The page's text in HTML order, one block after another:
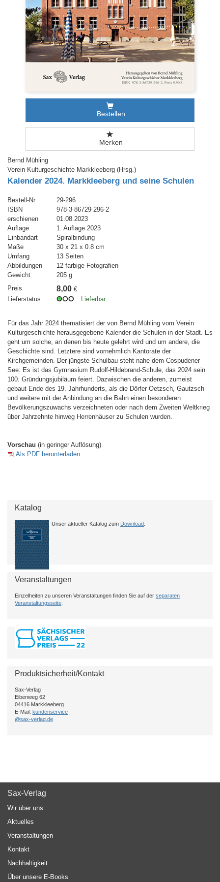
Bestellen
Merken
Bernd Mühling
Verein Kulturgeschichte Markkleeberg (Hrsg.)
Kalender 2024. Markkleeberg und seine Schulen
Bestell-Nr
29-296
ISBN
978-3-86729-296-2
erschienen
01.08.2023
Auflage
1. Auflage 2023
Einbandart
Spiralbindung
Maße
30 x 21 x 0.8 cm
Umfang
13 Seiten
Abbildungen
12 farbige Fotografien
Gewicht
205 g
Preis
8,00 €
Lieferstatus
Lieferbar
Für das Jahr 2024 thematisiert der von Bernd Mühling vom Verein
Kulturgeschichte herausgegebene Kalender die Schulen in der Stadt. Es
geht um solche, an denen bis heute gelehrt wird und um andere, die
Geschichte sind. Letztere sind vornehmlich Kantorate der
Kirchgemeinden. Der jüngste Schulbau steht nahe dem Cospudener
See: Es ist das Gymnasium Rudolf-Hildebrand-Schule, das 2024 sein
100. Gründungsjubiläum feiert. Dazwischen die anderen, zumeist
gebaut Ende des 19. Jahrhunderts, als die Dörfer Oetzsch, Gautzsch
und weitere mit der Anbindung an die Bahn einen besonderen
Bevölkerungszuwachs verzeichneten oder nach dem Zweiten Weltkrieg
über Jahrzehnte hinweg Herrenhäuser zu Schulen wurden.
Vorschau (in geringer Auflösung)
Als PDF herunterladen
Katalog
Unser aktueller Katalog zum Download
Veranstaltungen
Einzelheiten zu unseren Veranstaltungen finden Sie auf der separaten
Veranstaltungsseite
Produktsicherheit/Kontakt
Sax-Verlag
Eibenweg 62
04416 Markkleeberg
E-Mail: kundenservice
@sax-verlag.de
Sax-Verlag
Wir über uns
Aktuelles
Veranstaltungen
Kontakt
Nachhaltigkeit
Über unsere E-Books